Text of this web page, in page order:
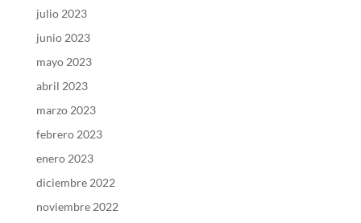
julio 2023
junio 2023
mayo 2023
abril 2023
marzo 2023
febrero 2023
enero 2023
diciembre 2022
noviembre 2022